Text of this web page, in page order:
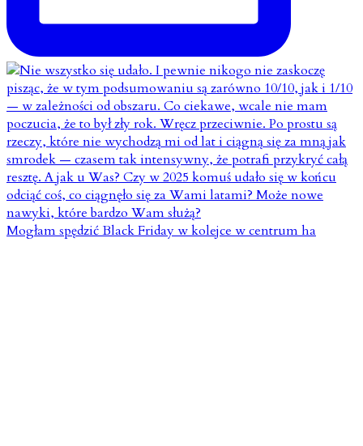
Mogłam spędzić Black Friday w kolejce w centrum ha